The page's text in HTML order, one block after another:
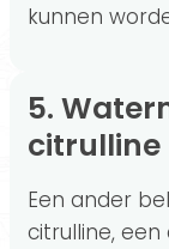
kunnen
5. Watermeloen bevat veel
citrulline
Een ander
citrulline, een